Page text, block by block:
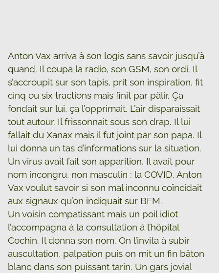
Anton Vax arriva à son logis sans savoir jusqu’à
quand. Il coupa la radio, son GSM, son ordi. Il
s’accroupit sur son tapis, prit son inspiration, fit
cinq ou six tractions mais finit par pâlir. Ça
fondait sur lui, ça l’opprimait. L’air disparaissait
tout autour. Il frissonnait sous son drap. Il lui
fallait du Xanax mais il fut joint par son papa. Il
lui donna un tas d’informations sur la situation.
Un virus avait fait son apparition. Il avait pour
nom incongru, non masculin : la COVID. Anton
Vax voulut savoir si son mal inconnu coïncidait
aux signaux qu’on indiquait sur BFM.
Un voisin compatissant mais un poil idiot
l’accompagna à la consultation à l’hôpital
Cochin. Il donna son nom. On l’invita à subir
auscultation, palpation puis on mit un fin bâton
blanc dans son puissant tarin. Un gars jovial